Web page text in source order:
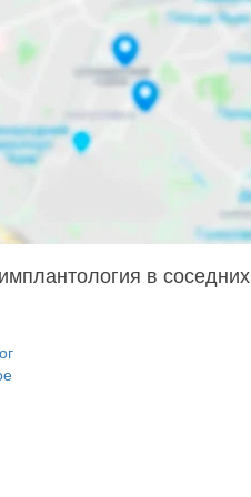
в соседних